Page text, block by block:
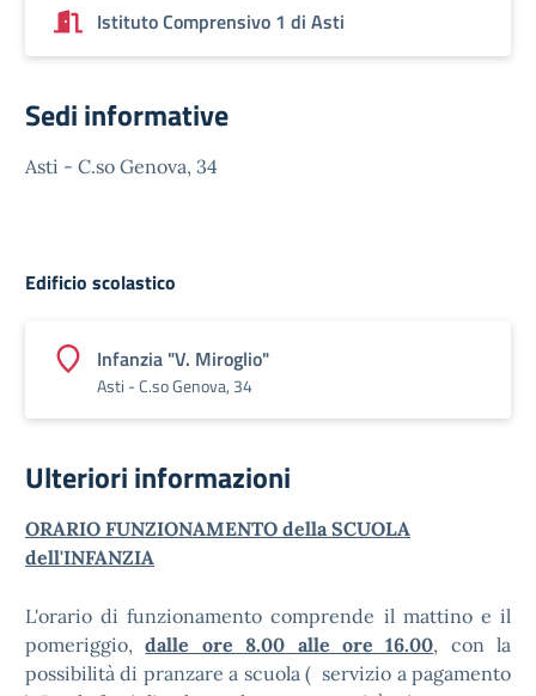
Istituto Comprensivo 1 di Asti
Sedi informative
Asti - C.so Genova, 34
Edificio scolastico
Infanzia "V. Miroglio"
Asti - C.so Genova, 34
Ulteriori informazioni
ORARIO FUNZIONAMENTO della SCUOLA
dell'INFANZIA
L'orario di funzionamento comprende il mattino e il
pomeriggio,dalle ore 8.00 alle ore 16.00, con la
possibilità di pranzare a scuola ( servizio a pagamento